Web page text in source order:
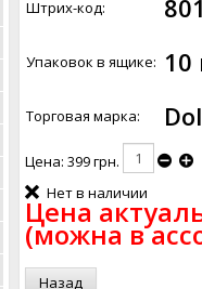
Штрих-код:
Упаковок в ящике: 10
Торговая марка:
Цена: 399 грн.
Нет в наличии
Цена
(можна в